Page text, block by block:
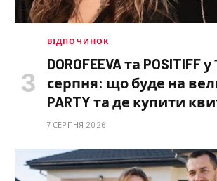
ВІДПОЧИНОК
DOROFEEVA та POSITIFF
серпня: що буде на
PARTY та де купити
7 СЕРПНЯ 2026